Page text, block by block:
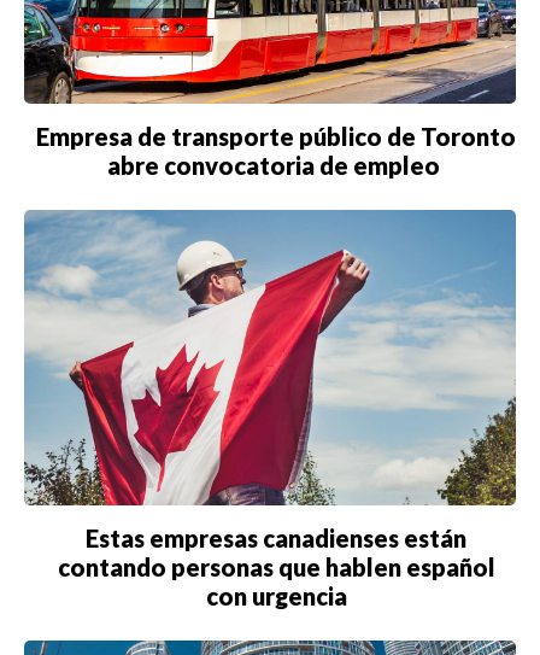
Empresa de transporte público de Toronto
abre convocatoria de empleo
Estas empresas canadienses están
contando personas que hablen español
con urgencia